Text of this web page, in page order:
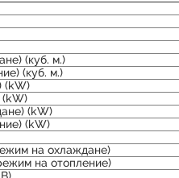
в количката
(куб. м.)
(куб. м.)
(kW)
(kW)
(kW)
(kW)
на охлаждане)
на отопление)